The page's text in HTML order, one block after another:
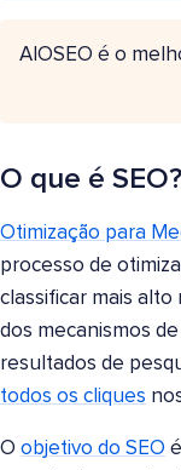
AIOSEO é o
O que é SEO?
Otimização para
processo de
classificar mais
dos mecanismos
resultados de
todos os cliques
O objetivo do SEO